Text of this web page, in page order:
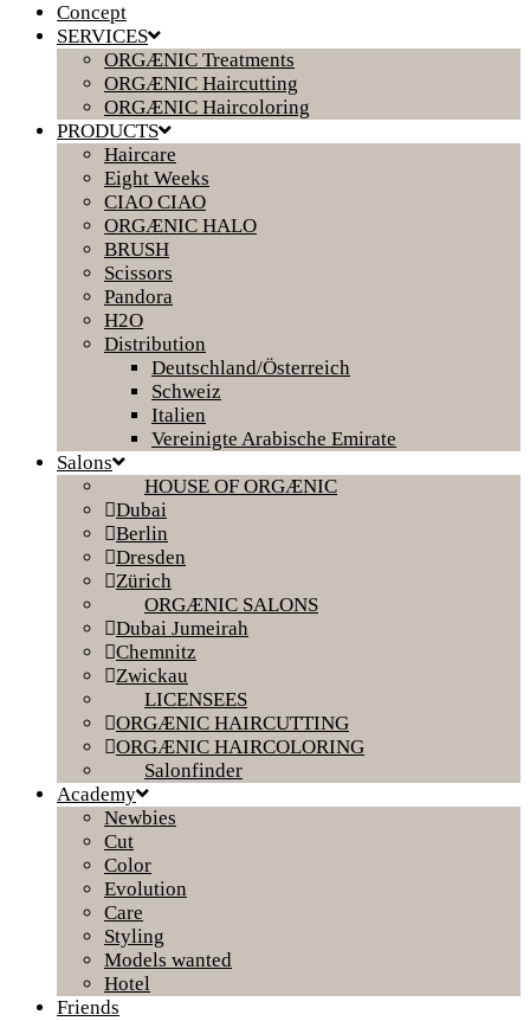
Concept
SERVICES
ORGÆNIC Treatments
ORGÆNIC Haircutting
ORGÆNIC Haircoloring
PRODUCTS
Haircare
Eight Weeks
CIAO CIAO
ORGÆNIC HALO
BRUSH
Scissors
Pandora
H2O
Distribution
Deutschland/Österreich
Schweiz
Italien
Vereinigte Arabische Emirate
Salons
HOUSE OF ORGÆNIC
Dubai
Berlin
Dresden
Zürich
ORGÆNIC SALONS
Dubai Jumeirah
Chemnitz
Zwickau
LICENSEES
ORGÆNIC HAIRCUTTING
ORGÆNIC HAIRCOLORING
Salonfinder
Academy
Newbies
Cut
Color
Evolution
Care
Styling
Models wanted
Hotel
Friends